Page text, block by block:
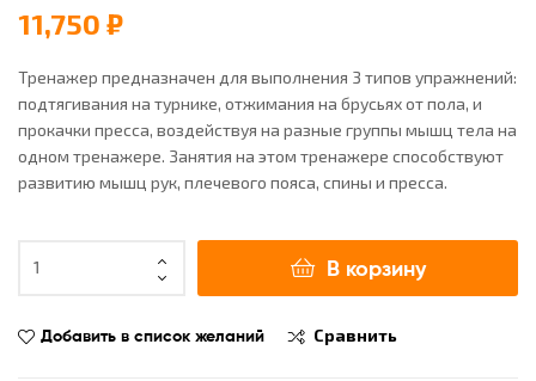
11,750 ₽
Тренажер предназначен для выполнения 3 типов упражнений:
подтягивания на турнике, отжимания на брусьях от пола, и
прокачки пресса, воздействуя на разные группы мышц тела на
одном тренажере. Занятия на этом тренажере способствуют
развитию мышц рук, плечевого пояса, спины и пресса.
В корзину
Добавить в список желаний Сравнить